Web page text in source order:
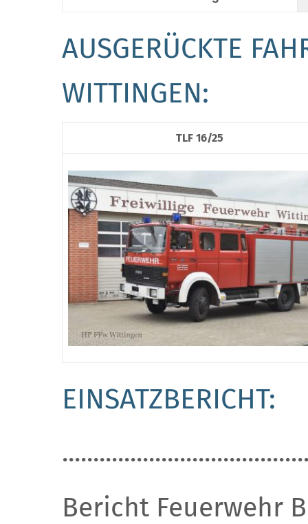
AUSGERÜCKTE
WITTINGEN:
TLF 16/25
EINSATZBERICHT:
Bericht Feuerwehr